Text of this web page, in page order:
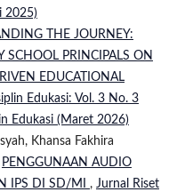
2025)
THE JOURNEY:
SCHOOL PRINCIPALS ON
EDUCATIONAL
Edukasi: Vol. 3 No. 3
Edukasi (Maret 2026)
Khansa Fakhira
PENGGUNAAN AUDIO
IPS DI SD/MI , Jurnal Riset